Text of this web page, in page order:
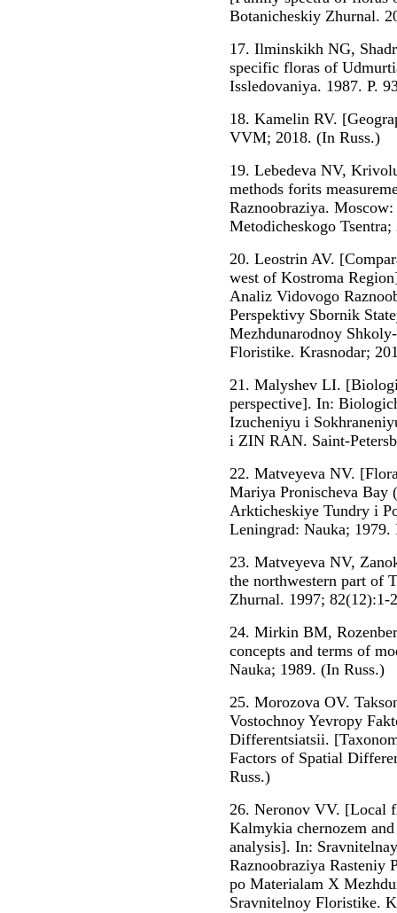
Botanicheskiy Zhurnal.
17. Ilminskikh NG,
specific floras of
Issledovaniya. 1987. P.
18. Kamelin RV.
VVM; 2018. (In Russ.)
19. Lebedeva NV,
methods forits
Raznoobraziya.
Metodicheskogo
20. Leostrin AV.
west of Kostroma
Analiz Vidovogo
Perspektivy Sbornik
Mezhdunarodnoy
Floristike. Krasnodar;
21. Malyshev LI.
perspective]. In:
Izucheniyu i
i ZIN RAN. Saint-
22. Matveyeva NV.
Mariya Pronischeva Bay
Arkticheskiye Tundry i
Leningrad: Nauka; 1979.
23. Matveyeva NV,
the northwestern part of
Zhurnal. 1997; 82(12):1-
24. Mirkin BM,
concepts and terms of
Nauka; 1989. (In Russ.)
25. Morozova OV.
Vostochnoy Yevropy
Differentsiatsii.
Factors of Spatial
Russ.)
26. Neronov VV. [Local
Kalmykia chernozem
analysis]. In:
Raznoobraziya Rasteniy
po Materialam X
Sravnitelnoy Floristike.